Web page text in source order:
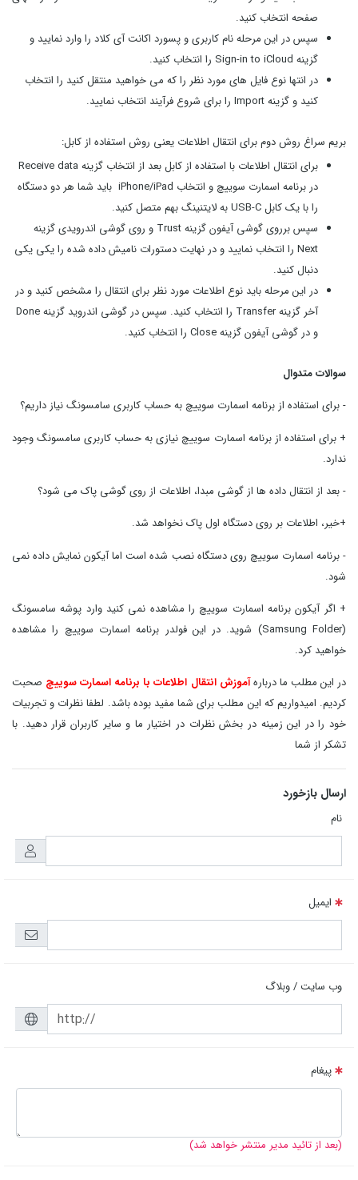
صفحه انتخاب کنید.
سپس در این مرحله نام کاربری و پسورد اکانت آی کلاد را وارد نمایید و
گزینه Sign-in to iCloud را انتخاب کنید.
در انتها نوع فایل های مورد نظر را که می خواهید منتقل کنید را انتخاب
کنید و گزینه Import را برای شروع فرآیند انتخاب نمایید.
بریم سراغ روش دوم برای انتقال اطلاعات یعنی روش استفاده از کابل:
برای انتقال اطلاعات با استفاده از کابل بعد از انتخاب گزینه Receive data
در برنامه اسمارت سوییچ و انتخاب iPhone/iPad باید شما هر دو دستگاه
را با یک کابل USB-C به لایتنینگ بهم متصل کنید.
سپس برروی گوشی آیفون گزینه Trust و روی گوشی اندرویدی گزینه
Next را انتخاب نمایید و در نهایت دستورات نامیش داده شده را یکی یکی
دنبال کنید.
در این مرحله باید نوع اطلاعات مورد نظر برای انتقال را مشخص کنید و در
آخر گزینه Transfer را انتخاب کنید. سپس در گوشی اندروید گزینه Done
و در گوشی آیفون گزینه Close را انتخاب کنید.
سوالات متدوال
- برای استفاده از برنامه اسمارت سوییچ به حساب کاربری سامسونگ نیاز داریم؟
+ برای استفاده از برنامه اسمارت سوییچ نیازی به حساب کاربری سامسونگ وجود
ندارد.
- بعد از انتقال داده ها از گوشی مبدا، اطلاعات از روی گوشی پاک می شود؟
+خیر، اطلاعات بر روی دستگاه اول پاک نخواهد شد.
- برنامه اسمارت سوییچ روی دستگاه نصب شده است اما آیکون نمایش داده نمی
شود.
+ اگر آیکون برنامه اسمارت سوییچ را مشاهده نمی کنید وارد پوشه سامسونگ
(Samsung Folder) شوید. در این فولدر برنامه اسمارت سوییچ را مشاهده
خواهید کرد.
در این مطلب ما دربارهآموزش انتقال اطلاعات با برنامه اسمارت سوییچ صحبت
کردیم. امیدواریم که این مطلب برای شما مفید بوده باشد. لطفا نظرات و تجربیات
خود را در این زمینه در بخش نظرات در اختیار ما و سایر کاربران قرار دهید. با
تشکر از شما
ارسال بازخورد
نام
ایمیل
وب سایت / وبلاگ
پیغام
(بعد از تائید مدیر منتشر خواهد شد)